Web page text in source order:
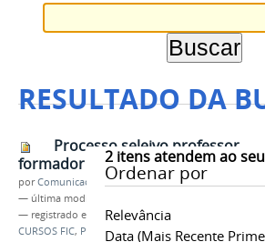
RESULTADO DA
2itens atendem ao
Ordenar por
Relevância
Data (mais Recente
Processo seleivo professor
formador comp.jpg
porComunicação CPR
— última modificação
— registrado em:
IFAM,CAMPUS PARINTINS
CURSOS FIC, PROFESSOR FORMADOR
PROCESSO